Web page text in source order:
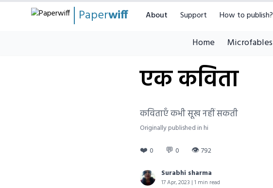
Paperwiff About Support How to publish?
Home Microfables
एक कविता
कविताएँ कभी सूख नहीं सकती
Originally published in hi
❤️ 0 💬 0 👁792
Surabhi sharma
17 Apr, 2023 | 1 min read